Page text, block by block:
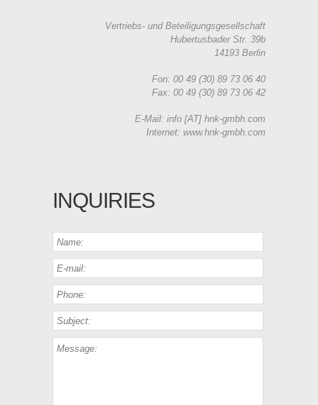
Vertriebs- und Beteiligungsgesellschaft
Hubertusbader Str. 39b
14193 Berlin
Fon: 00 49 (30) 89 73 06 40
Fax: 00 49 (30) 89 73 06 42
E-Mail: info [AT] hnk-gmbh.com
Internet: www.hnk-gmbh.com
INQUIRIES